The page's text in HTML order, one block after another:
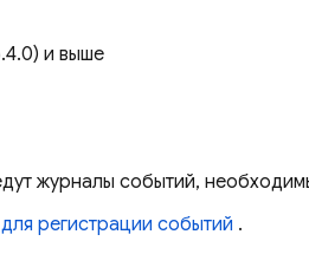
и выше
журналы событий,
для регистрации событий .